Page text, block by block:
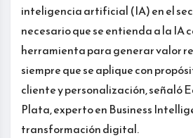
inteligencia artificial (IA) en el
necesario que se entienda a la IA
herramienta para generar valor
siempre que se aplique con
cliente y personalización, señaló
Plata, experto en Business
transformación digital.